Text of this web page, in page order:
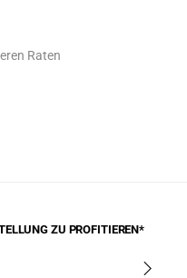
Raten
ZU PROFITIEREN*